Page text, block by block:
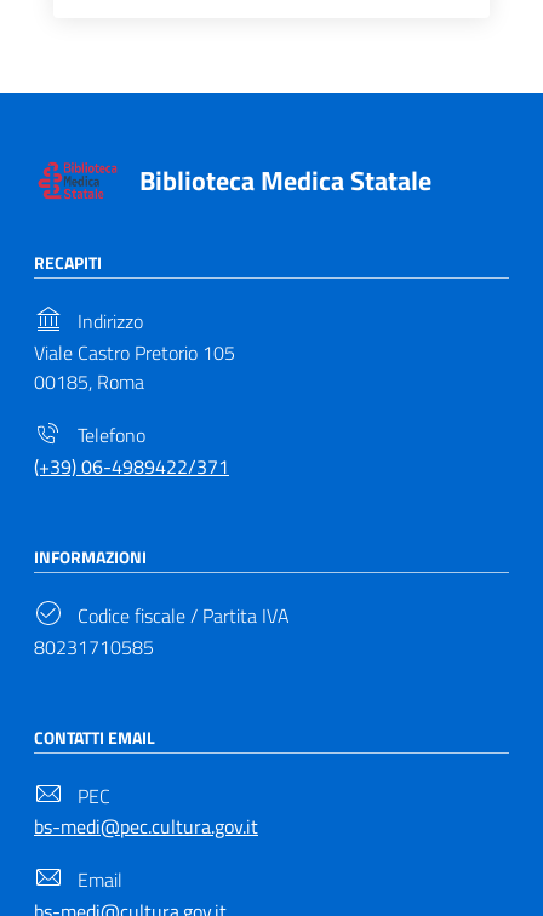
Biblioteca Medica Statale
RECAPITI
Indirizzo
Viale Castro Pretorio 105
00185, Roma
Telefono
(+39) 06-4989422/371
INFORMAZIONI
Codice fiscale / Partita IVA
80231710585
CONTATTI EMAIL
PEC
bs-medi@pec.cultura.gov.it
Email